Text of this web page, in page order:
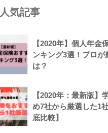
人気記事
【2020年】個人年金
ンキング3選！プロが
は？
【2020年：最新版】
め7社から厳選した1
底比較】